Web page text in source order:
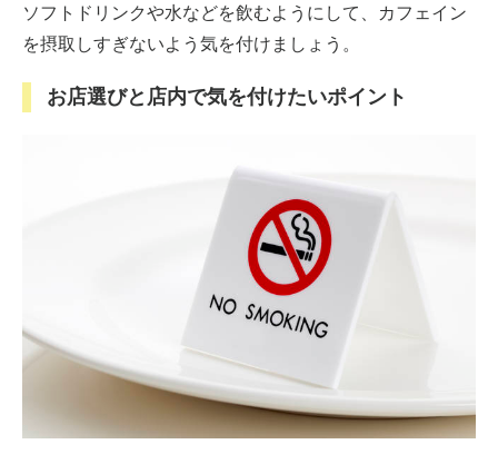
ソフトドリンクや水などを飲むようにして、カフェイン
を摂取しすぎないよう気を付けましょう。
お店選びと店内で気を付けたいポイント